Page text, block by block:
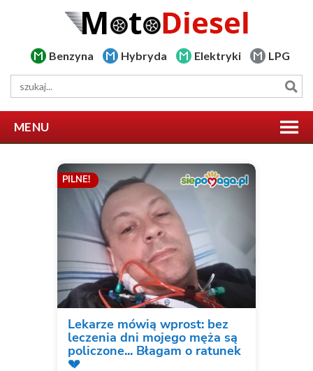
Benzyna Hybryda Elektryki LPG
MENU